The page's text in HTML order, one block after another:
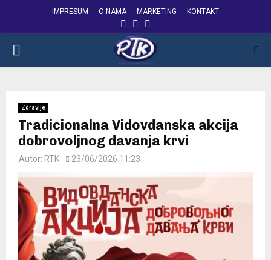
IMPRESUM O NAMA MARKETING KONTAKT
FACEBOOK
INSTAGRAM
PRIMARY
Zdravlje
Tradicionalna Vidovdanska akcija
dobrovoljnog davanja krvi
Autor: RTK 23/06/2026 11:23